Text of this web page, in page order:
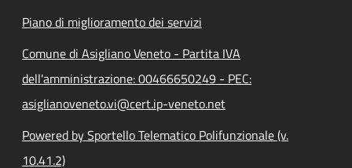
Piano di miglioramento dei servizi
Comune di Asigliano Veneto - Partita IVA
dell'amministrazione: 00466650249 - PEC:
asiglianoveneto.vi@cert.ip-veneto.net
Powered by Sportello Telematico Polifunzionale (v.
10.41.2)